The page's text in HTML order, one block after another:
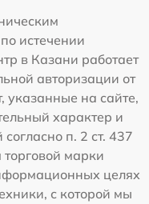
истечении
в Казани работает
авторизации от
указанные на сайте,
характер и
п. 2 ст. 437
марки
целях
с которой мы